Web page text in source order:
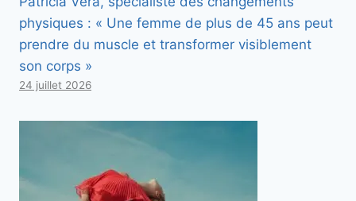
physiques : « Une femme de plus de 45 ans peut
prendre du muscle et transformer visiblement
son corps »
24 juillet 2026